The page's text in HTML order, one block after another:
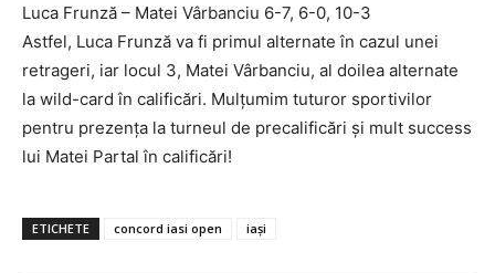
Utile
Publică gratuit anunțul tău!
Emisiuni
Luca Frunză – Matei Vârbanciu 6-7, 6-0, 10-3
Astfel, Luca Frunză va fi primul alternate în cazul unei
retrageri, iar locul 3, Matei Vârbanciu, al doilea alternate
la wild-card în calificări. Mulțumim tuturor sportivilor
pentru prezența la turneul de precalificări și mult success
lui Matei Partal în calificări!
ETICHETE concord iasi open iași